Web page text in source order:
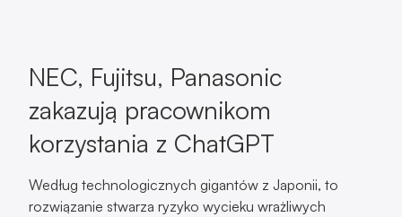
NEC, Fujitsu, Panasonic
zakazują pracownikom
korzystania z ChatGPT
Według technologicznych gigantów z Japonii, to
rozwiązanie stwarza ryzyko wycieku wrażliwych